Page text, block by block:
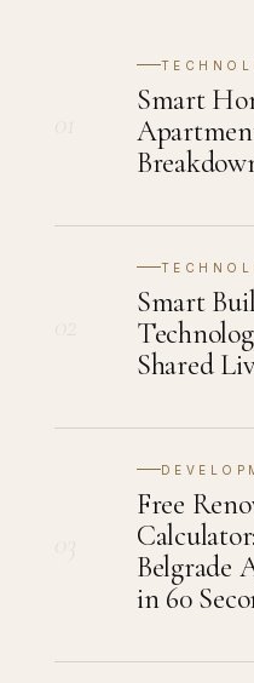
Smart
Smart
Shared
Free
Belgrade
in 60